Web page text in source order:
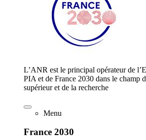
L’ANR est le principal opérateur de
PIA et de France 2030 dans le champ
supérieur et de la recherche
Menu
France 2030